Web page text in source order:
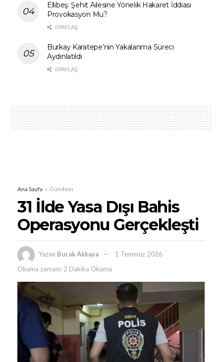
Ellibeş: Şehit Ailesine Yönelik Hakaret İddiası
Provokasyon Mu?
0 PAYLAŞ
Burkay Karatepe’nin Yakalanma Süreci
Aydınlatıldı
0 PAYLAŞ
Ana Sayfa Gündem
31 İlde Yasa Dışı Bahis
Operasyonu Gerçekleşti
Yazan Burak Akkaya
1 Temmuz 2026
Okuma zamanı: 2 Dakika Okuma